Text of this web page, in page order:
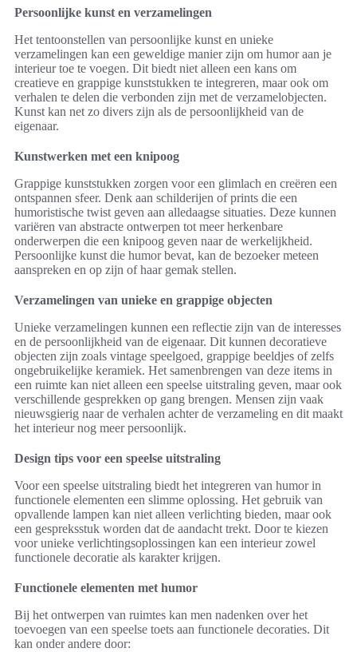
Persoonlijke kunst en verzamelingen
Het tentoonstellen van persoonlijke kunst en unieke
verzamelingen kan een geweldige manier zijn om humor aan je
interieur toe te voegen. Dit biedt niet alleen een kans om
creatieve en grappige kunststukken te integreren, maar ook om
verhalen te delen die verbonden zijn met de verzamelobjecten.
Kunst kan net zo divers zijn als de persoonlijkheid van de
eigenaar.
Kunstwerken met een knipoog
Grappige kunststukken zorgen voor een glimlach en creëren een
ontspannen sfeer. Denk aan schilderijen of prints die een
humoristische twist geven aan alledaagse situaties. Deze kunnen
variëren van abstracte ontwerpen tot meer herkenbare
onderwerpen die een knipoog geven naar de werkelijkheid.
Persoonlijke kunst die humor bevat, kan de bezoeker meteen
aanspreken en op zijn of haar gemak stellen.
Verzamelingen van unieke en grappige objecten
Unieke verzamelingen kunnen een reflectie zijn van de interesses
en de persoonlijkheid van de eigenaar. Dit kunnen decoratieve
objecten zijn zoals vintage speelgoed, grappige beeldjes of zelfs
ongebruikelijke keramiek. Het samenbrengen van deze items in
een ruimte kan niet alleen een speelse uitstraling geven, maar ook
verschillende gesprekken op gang brengen. Mensen zijn vaak
nieuwsgierig naar de verhalen achter de verzameling en dit maakt
het interieur nog meer persoonlijk.
Design tips voor een speelse uitstraling
Voor een speelse uitstraling biedt het integreren van humor in
functionele elementen een slimme oplossing. Het gebruik van
opvallende lampen kan niet alleen verlichting bieden, maar ook
een gespreksstuk worden dat de aandacht trekt. Door te kiezen
voor unieke verlichtingsoplossingen kan een interieur zowel
functionele decoratie als karakter krijgen.
Functionele elementen met humor
Bij het ontwerpen van ruimtes kan men nadenken over het
toevoegen van een speelse toets aan functionele decoraties. Dit
kan onder andere door: